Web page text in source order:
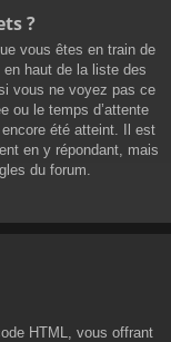
?
vous êtes en train de
haut de la liste des
vous ne voyez pas ce
ou le temps d’attente
encore été atteint. Il est
en y répondant, mais
du forum.
HTML, vous offrant